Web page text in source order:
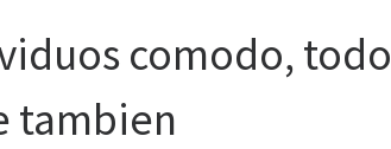
comodo, todo
tambien